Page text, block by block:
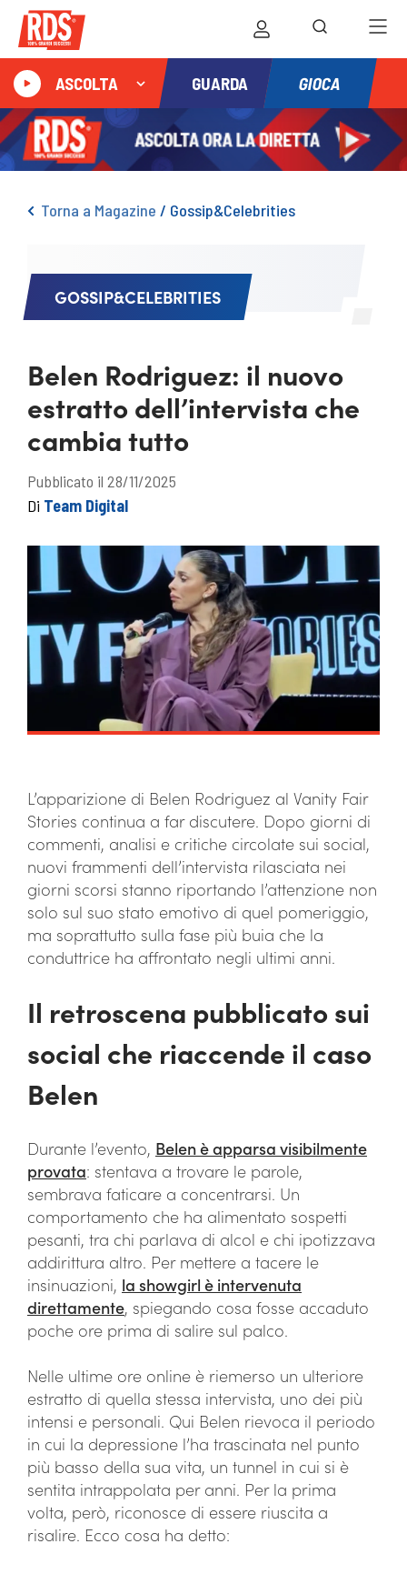
ASCOLTA GUARDA GIOCA
Torna a Magazine / Gossip&Celebrities
GOSSIP&CELEBRITIES
Belen Rodriguez: il nuovo
estratto dell’intervista che
cambia tutto
Pubblicato il 28/11/2025
Di Team Digital
L’apparizione di Belen Rodriguez al Vanity Fair
Stories continua a far discutere. Dopo giorni di
commenti, analisi e critiche circolate sui social,
nuovi frammenti dell’intervista rilasciata nei
giorni scorsi stanno riportando l’attenzione non
solo sul suo stato emotivo di quel pomeriggio,
ma soprattutto sulla fase più buia che la
conduttrice ha affrontato negli ultimi anni.
Il retroscena pubblicato sui
social che riaccende il caso
Belen
Durante l’evento, Belen è apparsa visibilmente
provata: stentava a trovare le parole,
sembrava faticare a concentrarsi. Un
comportamento che ha alimentato sospetti
pesanti, tra chi parlava di alcol e chi ipotizzava
addirittura altro. Per mettere a tacere le
insinuazioni, la showgirl è intervenuta
direttamente, spiegando cosa fosse accaduto
poche ore prima di salire sul palco.
Nelle ultime ore online è riemerso un ulteriore
estratto di quella stessa intervista, uno dei più
intensi e personali. Qui Belen rievoca il periodo
in cui la depressione l’ha trascinata nel punto
più basso della sua vita, un tunnel in cui si è
sentita intrappolata per anni. Per la prima
volta, però, riconosce di essere riuscita a
risalire. Ecco cosa ha detto: